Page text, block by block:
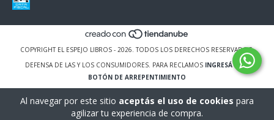
Al navegar por este sitio aceptás el uso de cookies para
agilizar tu experiencia de compra.
COPYRIGHT EL ESPEJO LIBROS - 2026. TODOS LOS DERECHOS RESERVADOS.
DEFENSA DE LAS Y LOS CONSUMIDORES. PARA RECLAMOS INGRESÁ ACÁ.
BOTÓN DE ARREPENTIMIENTO